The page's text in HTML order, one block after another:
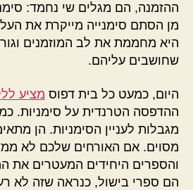
ההזמנה, הם מגלים שי נחמד:
מן הסתם סימנייה מייקרת את
היא מחממת את לב המוזמנים
שחושבים עליהם.
היום, כמעט כל בית דפוס מציע
ההדפסה הטרנדית על סימניות.
מגבלות לעניין הסימניות. הן
מסוים. אם האורחים שלכם לא
והספרים היחידים המעטרים את
הם ספרי בישול, כנראה שזה לא